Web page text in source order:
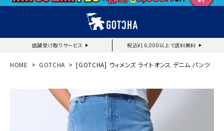
店舗受け取りサービス 税込¥16,000以上で送料無料
新規会員登録｜ログイン
ご利用ガイド
search
HOME GOTCHA [GOTCHA] ウィメンズ ライトオンス デニム パンツ